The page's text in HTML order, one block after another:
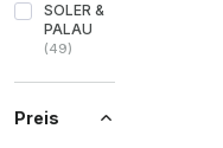
SOLER &
PALAU
(49)
Preis